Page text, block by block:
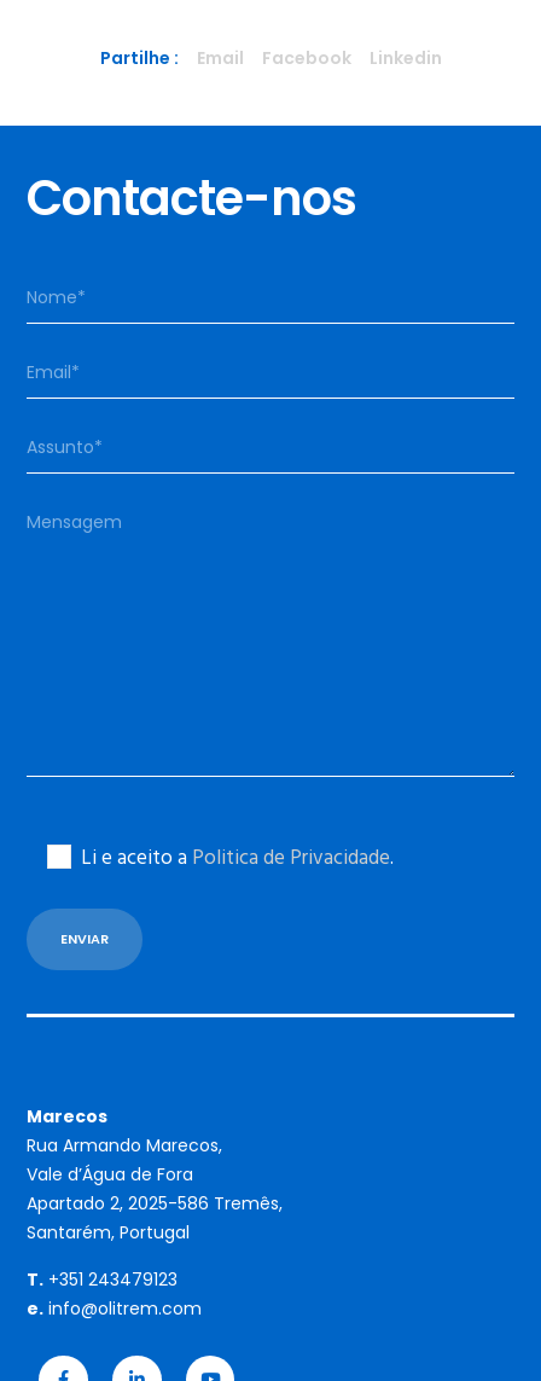
Partilhe : Email Facebook Linkedin
Contacte-nos
Li e aceito aPolitica de Privacidade.
Marecos
Rua Armando Marecos,
Vale d’Água de Fora
Apartado 2, 2025-586 Tremês,
Santarém, Portugal
T. +351 243479123
e. info@olitrem.com